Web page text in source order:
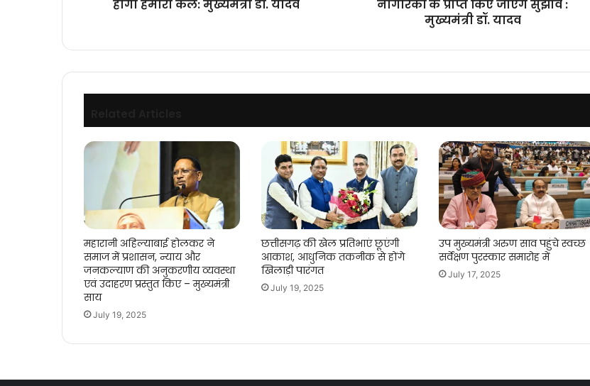
यादव
होगा हमारा कल: मुख्यमंत्री डॉ. यादव
यादव
नागरिकों के प्राप्त किए जाएंगे सुझाव :
मुख्यमंत्री डॉ. यादव
महारानी अहिल्याबाई होलकर ने
समाज में प्रशासन, न्याय और
जनकल्याण की अनुकरणीय व्यवस्था
एवं उदाहरण प्रस्तुत किए – मुख्यमंत्री
साय
July 19, 2025
छत्तीसगढ़ की खेल प्रतिभाएं छूएंगी
आकाश, आधुनिक तकनीक से होंगे
खिलाड़ी पारंगत
July 19, 2025
उप मुख्यमंत्री अरुण साव पहुंचे स्वच्छ
सर्वेक्षण पुरस्कार समारोह में
July 17, 2025